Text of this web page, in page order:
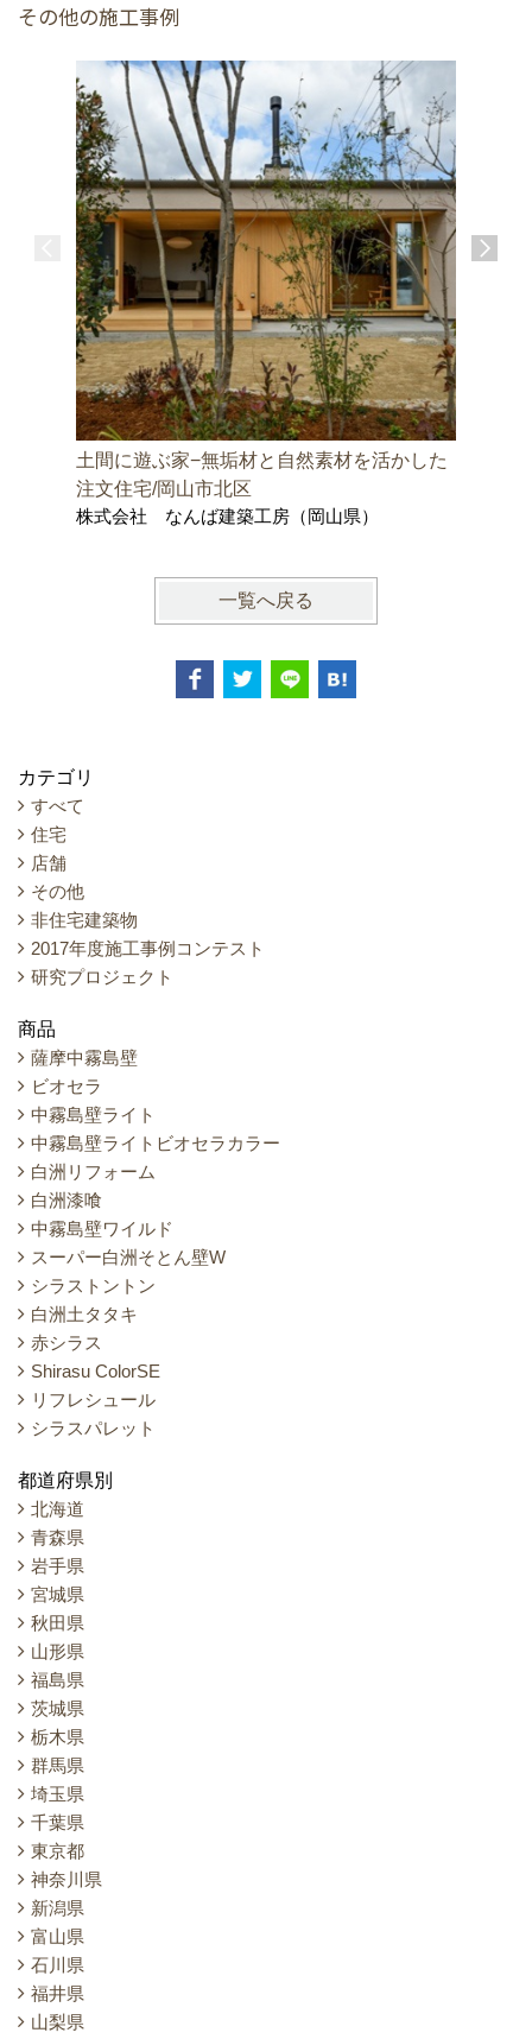
その他の施工事例
土間に遊ぶ家−無垢材と自然素材を活かした
注文住宅/岡山市北区
株式会社 なんば建築工房（岡山県）
一覧へ戻る
カテゴリ
すべて
住宅
店舗
その他
非住宅建築物
2017年度施工事例コンテスト
研究プロジェクト
商品
薩摩中霧島壁
ビオセラ
中霧島壁ライト
中霧島壁ライトビオセラカラー
白洲リフォーム
白洲漆喰
中霧島壁ワイルド
スーパー白洲そとん壁W
シラストントン
白洲土タタキ
赤シラス
Shirasu ColorSE
リフレシュール
シラスパレット
都道府県別
北海道
青森県
岩手県
宮城県
秋田県
山形県
福島県
茨城県
栃木県
群馬県
埼玉県
千葉県
東京都
神奈川県
新潟県
富山県
石川県
福井県
山梨県